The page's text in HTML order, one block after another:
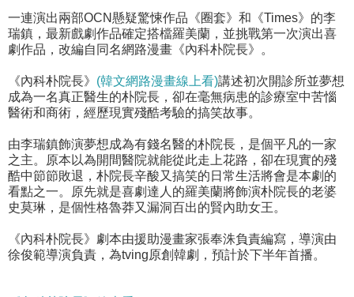
一連演出兩部OCN懸疑驚悚作品《圈套》和《Times》的李
瑞鎮，最新戲劇作品確定搭檔羅美蘭，並挑戰第一次演出喜
劇作品，改編自同名網路漫畫《內科朴院長》。
《內科朴院長》 (韓文網路漫畫線上看)講述初次開診所並夢想
成為一名真正醫生的朴院長，卻在毫無病患的診療室中苦惱
醫術和商術，經歷現實殘酷考驗的搞笑故事。
由李瑞鎮飾演夢想成為有錢名醫的朴院長，是個平凡的一家
之主。原本以為開間醫院就能從此走上花路，卻在現實的殘
酷中節節敗退，朴院長辛酸又搞笑的日常生活將會是本劇的
看點之一。原先就是喜劇達人的羅美蘭將飾演朴院長的老婆
史莫琳，是個性格魯莽又漏洞百出的賢內助女王。
《內科朴院長》劇本由援助漫畫家張奉洙負責編寫，導演由
徐俊範導演負責，為tving原創韓劇，預計於下半年首播。